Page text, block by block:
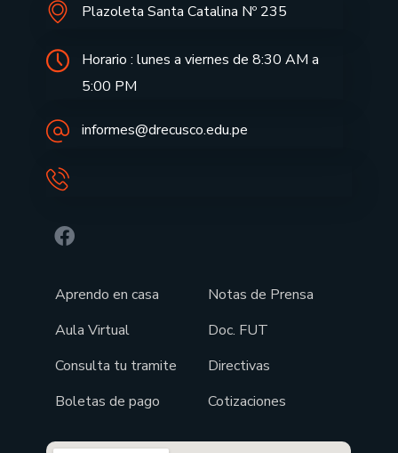
Plazoleta Santa Catalina Nº 235
Horario : lunes a viernes de 8:30 AM a
5:00 PM
informes@drecusco.edu.pe
Aprendo en casa
Aula Virtual
Consulta tu tramite
Boletas de pago
Notas de Prensa
Doc. FUT
Directivas
Cotizaciones